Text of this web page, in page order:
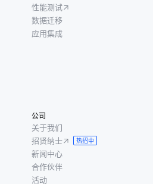
性能测试
数据迁移
应用集成
公司
关于我们
招贤纳士
热招中
新闻中心
合作伙伴
活动